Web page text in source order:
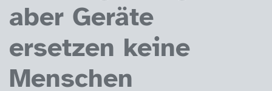
aber Geräte
ersetzen keine
Menschen